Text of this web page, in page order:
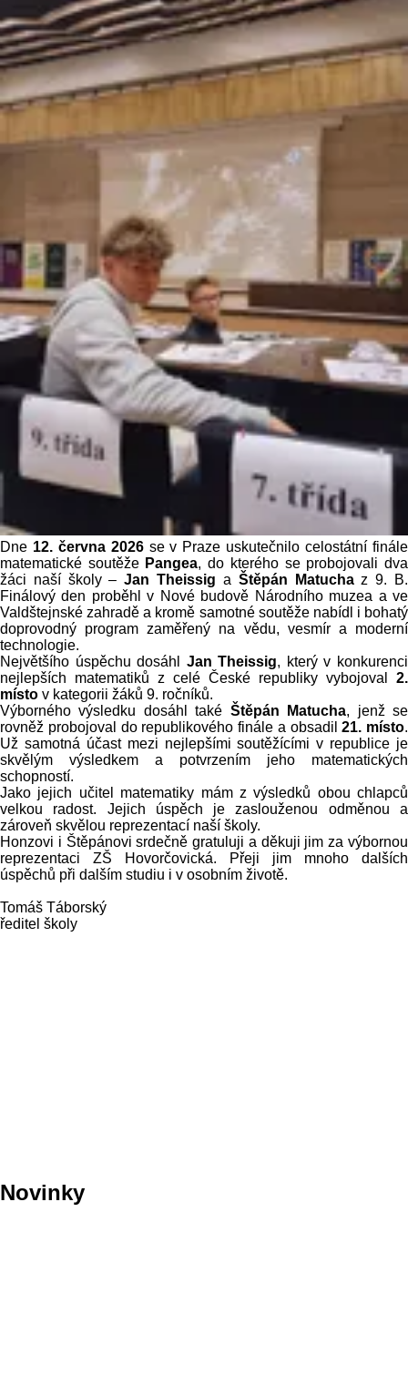
Dne 12. června 2026se v Praze uskutečnilo celostátní finále
matematické soutěže Pangea, do kterého se probojovali dva
žáci naší školy –Jan Theissig a Štěpán Matuchaz 9. B.
Finálový den proběhl v Nové budově Národního muzea a ve
Valdštejnské zahradě a kromě samotné soutěže nabídl i bohatý
doprovodný program zaměřený na vědu, vesmír a moderní
technologie.
Největšího úspěchu dosáhl Jan Theissig, který v konkurenci
nejlepších matematiků z celé České republiky vybojoval 2.
místo v kategorii žáků 9. ročníků.
Výborného výsledku dosáhl také Štěpán Matucha, jenž se
rovněž probojoval do republikového finále a obsadil21. místo.
Už samotná účast mezi nejlepšími soutěžícími v republice je
skvělým výsledkem a potvrzením jeho matematických
schopností.
Jako jejich učitel matematiky mám z výsledků obou chlapců
velkou radost. Jejich úspěch je zaslouženou odměnou a
zároveň skvělou reprezentací naší školy.
Honzovi i Štěpánovi srdečně gratuluji a děkuji jim za výbornou
reprezentaci ZŠ Hovorčovická. Přeji jim mnoho dalších
úspěchů při dalším studiu i v osobním životě.
Tomáš Táborský
ředitel školy
Novinky